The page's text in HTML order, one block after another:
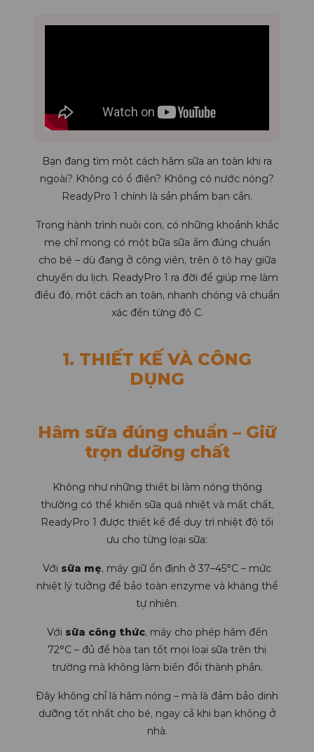
Bạn đang tìm một cách hâm sữa an toàn khi ra
ngoài? Không có ổ điện? Không có nước nóng?
ReadyPro 1 chính là sản phẩm bạn cần.
Trong hành trình nuôi con, có những khoảnh khắc
mẹ chỉ mong có một bữa sữa ấm đúng chuẩn
cho bé – dù đang ở công viên, trên ô tô hay giữa
chuyến du lịch. ReadyPro 1 ra đời để giúp mẹ làm
điều đó, một cách an toàn, nhanh chóng và chuẩn
xác đến từng độ C.
1. THIẾT KẾ VÀ CÔNG
DỤNG
Hâm sữa đúng chuẩn – Giữ
trọn dưỡng chất
Không như những thiết bị làm nóng thông
thường có thể khiến sữa quá nhiệt và mất chất,
ReadyPro 1 được thiết kế để duy trì nhiệt độ tối
ưu cho từng loại sữa:
Với sữa mẹ, máy giữ ổn định ở 37–45°C – mức
nhiệt lý tưởng để bảo toàn enzyme và kháng thể
tự nhiên.
Với sữa công thức, máy cho phép hâm đến
72°C – đủ để hòa tan tốt mọi loại sữa trên thị
trường mà không làm biến đổi thành phần.
Đây không chỉ là hâm nóng – mà là đảm bảo dinh
dưỡng tốt nhất cho bé, ngay cả khi bạn không ở
nhà.